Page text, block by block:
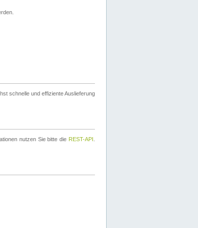
schnelle und effiziente Auslieferung
nutzen Sie bitte die REST-API